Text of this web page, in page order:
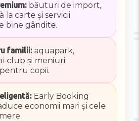
băuturi de import,
la carte și servicii
bine gândite.
familii:aquapark,
club și meniuri
copii.
Early Booking
economii mari și cele